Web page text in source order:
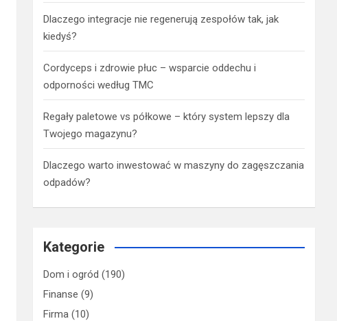
Dlaczego integracje nie regenerują zespołów tak, jak
kiedyś?
Cordyceps i zdrowie płuc – wsparcie oddechu i
odporności według TMC
Regały paletowe vs półkowe – który system lepszy dla
Twojego magazynu?
Dlaczego warto inwestować w maszyny do zagęszczania
odpadów?
Kategorie
Dom i ogród (190)
Finanse (9)
Firma (10)